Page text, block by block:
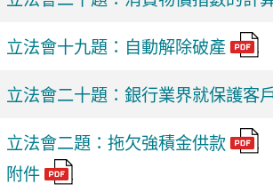
立法會十九題：自動解除破產
立法會二十題：銀行業界就保護客
立法會二題：拖欠強積金供款
附件